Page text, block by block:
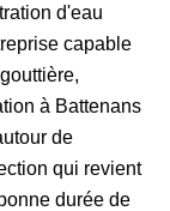
d'eau
capable
à Battenans
de
qui revient
durée de